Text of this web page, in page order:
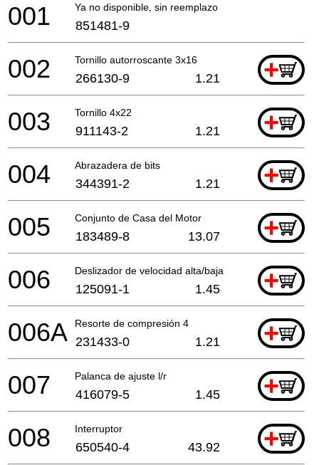
Ya no disponible, sin reemplazo
001 851481-9
Tornillo autorroscante 3x16 +
002 266130-9 1.21
Tornillo 4x22 +
003 911143-2 1.21
Abrazadera de bits +
004 344391-2 1.21
Conjunto de Casa del Motor +
005 183489-8 13.07
Deslizador de velocidad alta/baja +
006 125091-1 1.45
Resorte de compresión 4 +
006A 231433-0 1.21
Palanca de ajuste l/r +
007 416079-5 1.45
Interruptor +
008 650540-4 43.92